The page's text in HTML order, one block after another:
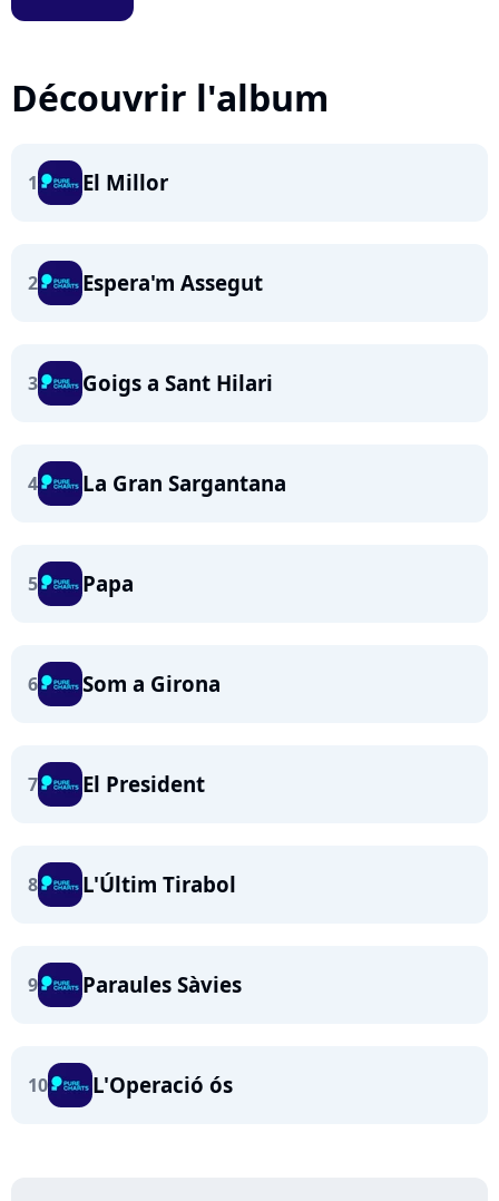
Découvrir l'album
1 El Millor
2 Espera'm Assegut
3 Goigs a Sant Hilari
4 La Gran Sargantana
5 Papa
6 Som a Girona
7 El President
8 L'Últim Tirabol
9 Paraules Sàvies
10 L'Operació ós